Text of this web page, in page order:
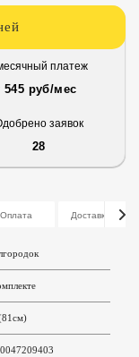
платеж
545 руб/мес
заявок
28
Оплата Доставка